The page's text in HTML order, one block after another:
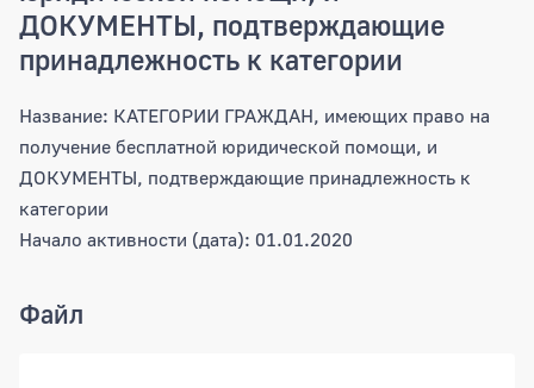
ДОКУМЕНТЫ, подтверждающие
принадлежность к категории
Название: КАТЕГОРИИ ГРАЖДАН, имеющих право на
получение бесплатной юридической помощи, и
ДОКУМЕНТЫ, подтверждающие принадлежность к
категории
Начало активности (дата): 01.01.2020
Файл